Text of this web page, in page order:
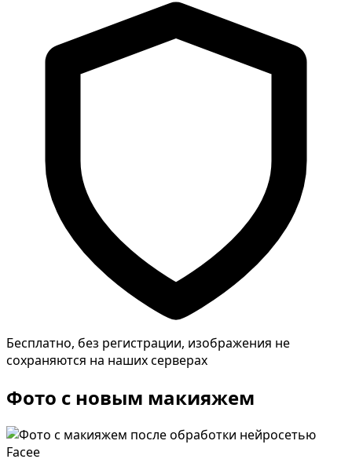
Бесплатно, без регистрации, изображения не
сохраняются на наших серверах
Фото с новым макияжем